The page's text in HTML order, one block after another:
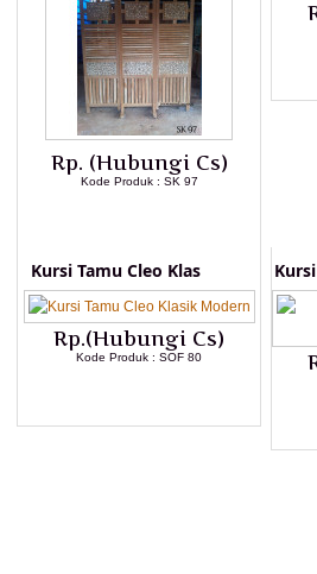
Rp. (Hubungi Cs)
Kode Produk : SK 97
Kursi Tamu Cleo Klas
Rp.(Hubungi Cs)
Kode Produk : SOF 80